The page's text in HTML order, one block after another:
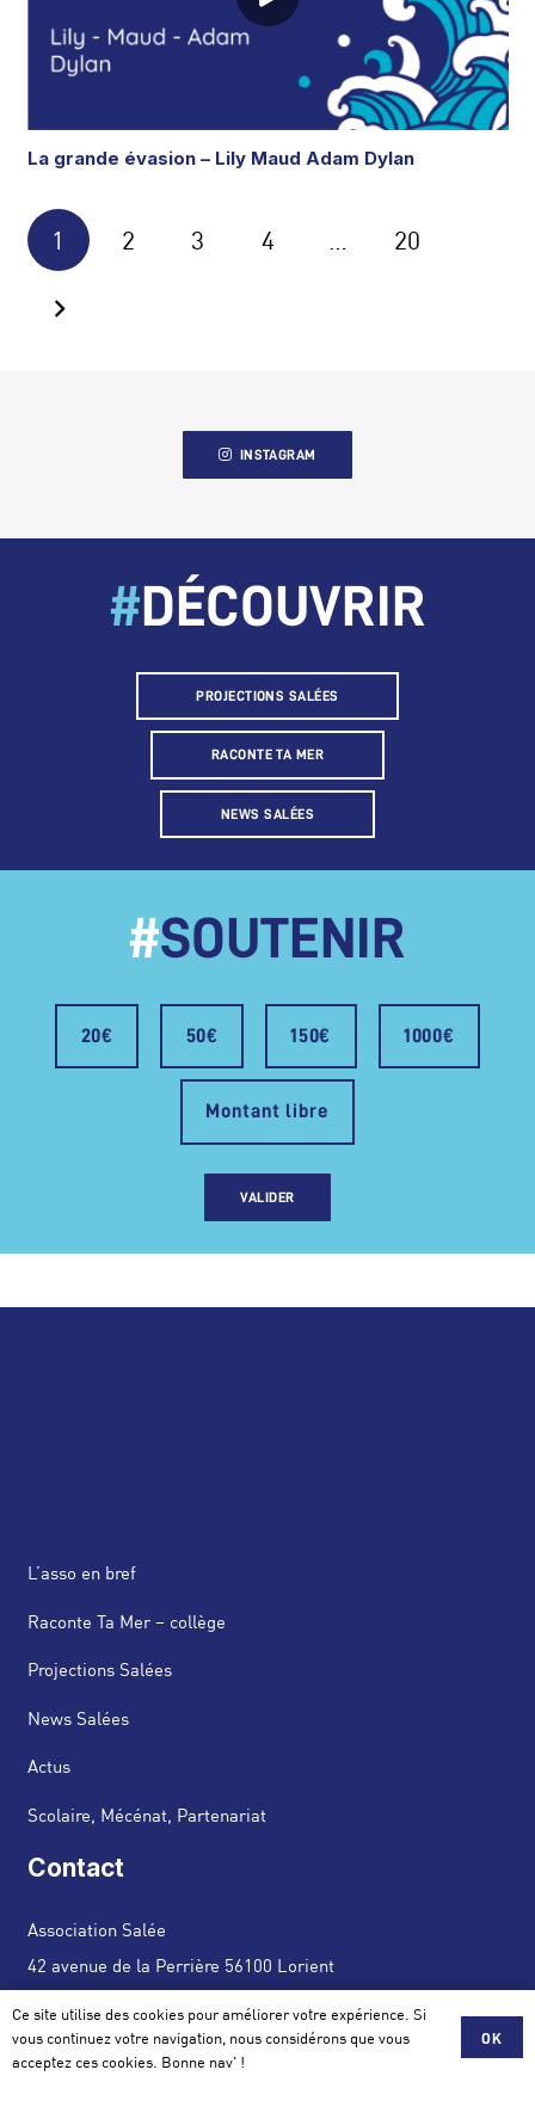
La grande évasion – Lily Maud Adam Dylan
1 2 3 4 20
INSTAGRAM
# DÉCOUVRIR
PROJECTIONS SALÉES
RACONTE TA MER
NEWS SALÉES
#SOUTENIR
20€ 50€ 150€ 1000€
Montant libre
VALIDER
L’asso en bref
Raconte Ta Mer – collège
Projections Salées
News Salées
Actus
Scolaire, Mécénat, Partenariat
Contact
Association Salée
42 avenue de la Perrière 56100 Lorient
contact@assosalee.com
Ce site utilise des cookies pour améliorer votre expérience. Si
vous continuez votre navigation, nous considérons que vous
acceptez ces cookies. Bonne nav' !
OK